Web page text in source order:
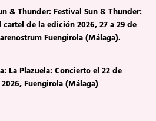
& Thunder: Festival Sun & Thunder:
cartel de la edición 2026, 27 a 29 de
Fuengirola (Málaga).
La Plazuela: Concierto el 22 de
Fuengirola (Málaga)